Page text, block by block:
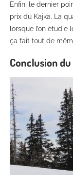
Enfin, le dernier
prix du Kajka. La
lorsque l’on étudie
ça fait tout de
Conclusion du